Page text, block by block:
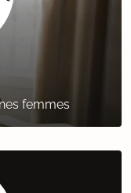
femmes